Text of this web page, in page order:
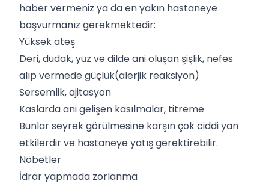
haber vermeniz ya da en yakın hastaneye
başvurmanız gerekmektedir:
Yüksek ateş
Deri, dudak, yüz ve dilde ani oluşan şişlik, nefes
alıp vermede güçlük(alerjik reaksiyon)
Sersemlik, ajitasyon
Kaslarda ani gelişen kasılmalar, titreme
Bunlar seyrek görülmesine karşın çok ciddi yan
etkilerdir ve hastaneye yatış gerektirebilir.
Nöbetler
İdrar yapmada zorlanma